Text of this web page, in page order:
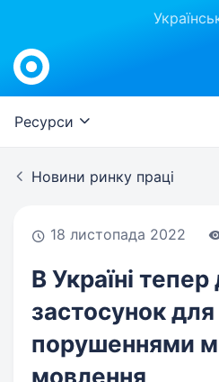
Work.ua
Ресурси
Новини ринку праці
18 листопада 2022
В Україні
застосунок
порушеннями
мовлення